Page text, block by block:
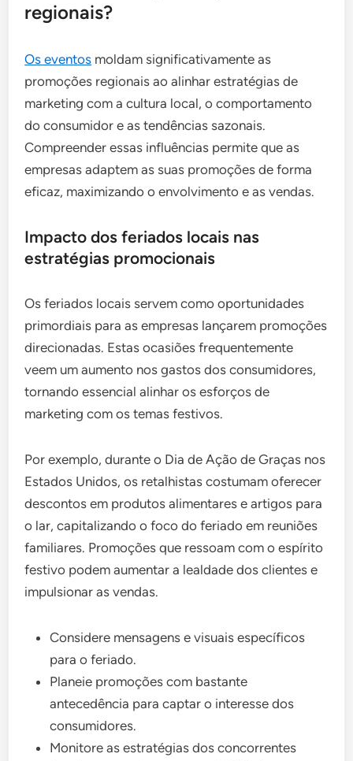
regionais?
Os eventos moldam significativamente as
promoções regionais ao alinhar estratégias de
marketing com a cultura local, o comportamento
do consumidor e as tendências sazonais.
Compreender essas influências permite que as
empresas adaptem as suas promoções de forma
eficaz, maximizando o envolvimento e as vendas.
Impacto dos feriados locais nas
estratégias promocionais
Os feriados locais servem como oportunidades
primordiais para as empresas lançarem promoções
direcionadas. Estas ocasiões frequentemente
veem um aumento nos gastos dos consumidores,
tornando essencial alinhar os esforços de
marketing com os temas festivos.
Por exemplo, durante o Dia de Ação de Graças nos
Estados Unidos, os retalhistas costumam oferecer
descontos em produtos alimentares e artigos para
o lar, capitalizando o foco do feriado em reuniões
familiares. Promoções que ressoam com o espírito
festivo podem aumentar a lealdade dos clientes e
impulsionar as vendas.
Considere mensagens e visuais específicos
para o feriado.
Planeie promoções com bastante
antecedência para captar o interesse dos
consumidores.
Monitore as estratégias dos concorrentes